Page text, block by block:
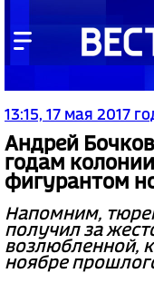
13:15, 17 мая 2017
Андрей
годам
фигурантом
Напомним,
получил за
возлюбленной,
ноябре